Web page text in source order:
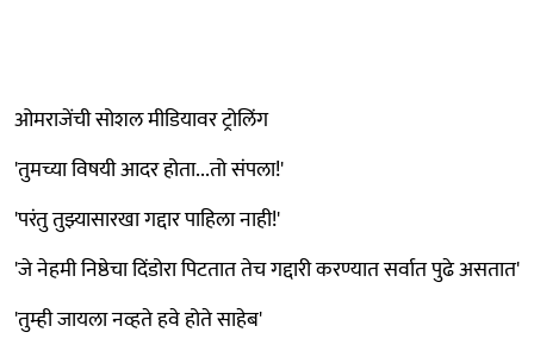
ओमराजेंची सोशल मीडियावर ट्रोलिंग
'तुमच्या विषयी आदर होता...तो संपला!'
'परंतु तुझ्यासारखा गद्दार पाहिला नाही!'
'जे नेहमी निष्ठेचा दिंडोरा पिटतात तेच गद्दारी करण्यात सर्वात पुढे असतात'
'तुम्ही जायला नव्हते हवे होते साहेब'